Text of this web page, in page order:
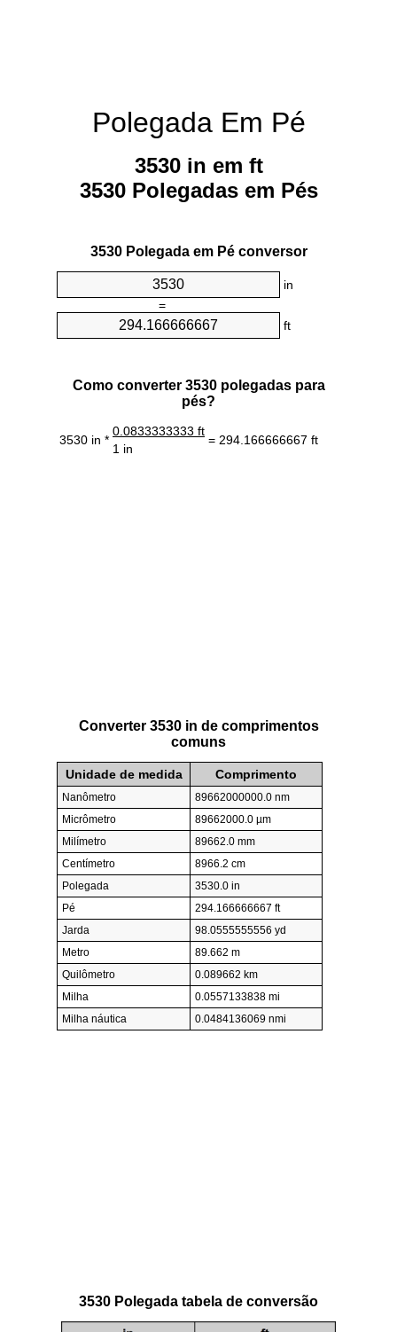
Polegada Em Pé
3530 in em ft
3530 Polegadas em Pés
3530 Polegada em Pé conversor
in
=
ft
Como converter 3530 polegadas para
pés?
3530 in *
0.0833333333 ft
= 294.166666667 ft
1 in
Converter 3530 in de comprimentos
comuns
Unidade de medida Comprimento
Nanômetro
89662000000.0 nm
Micrômetro
89662000.0 µm
Milímetro
89662.0 mm
Centímetro
8966.2 cm
Polegada
3530.0 in
Pé
294.166666667 ft
Jarda
98.0555555556 yd
Metro
89.662 m
Quilômetro
0.089662 km
Milha
0.0557133838 mi
Milha náutica
0.0484136069 nmi
3530 Polegada tabela de conversão